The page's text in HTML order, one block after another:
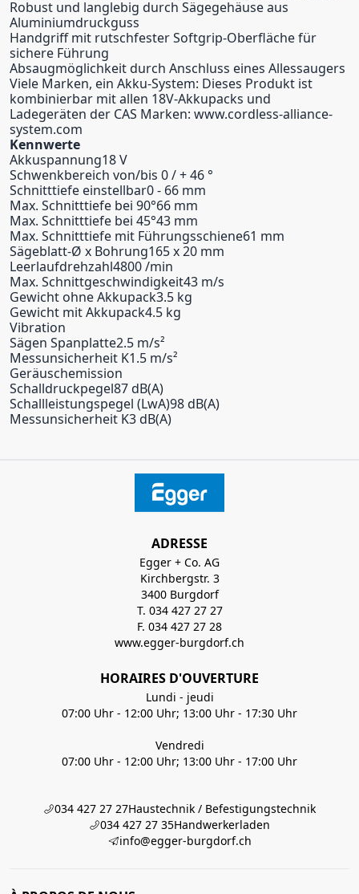
Robust und langlebig durch Sägegehäuse aus
Aluminiumdruckguss
Handgriff mit rutschfester Softgrip-Oberfläche für
sichere Führung
Absaugmöglichkeit durch Anschluss eines Allessaugers
Viele Marken, ein Akku-System: Dieses Produkt ist
kombinierbar mit allen 18V-Akkupacks und
Ladegeräten der CAS Marken: www.cordless-alliance-
system.com
Kennwerte
Akkuspannung18 V
Schwenkbereich von/bis‌ 0 / + 46 °
Schnitttiefe einstellbar0 - 66 mm
Max. Schnitttiefe bei 90°66 mm
Max. Schnitttiefe bei 45°43 mm
Max. Schnitttiefe mit Führungsschiene61 mm
Sägeblatt-Ø x Bohrung165 x 20 mm
Leerlaufdrehzahl4800 /min
Max. Schnittgeschwindigkeit43 m/s
Gewicht ohne Akkupack3.5 kg
Gewicht mit Akkupack4.5 kg
Vibration
Sägen Spanplatte2.5 m/s²
Messunsicherheit K1.5 m/s²
Geräuschemission
Schalldruckpegel87 dB(A)
Schallleistungspegel (LwA)98 dB(A)
Messunsicherheit K3 dB(A)
ADRESSE
Egger + Co. AG
Kirchbergstr. 3
3400 Burgdorf
T. 034 427 27 27
F. 034 427 27 28
www.egger-burgdorf.ch
HORAIRES D'OUVERTURE
Lundi - jeudi
07:00 Uhr - 12:00 Uhr; 13:00 Uhr - 17:30 Uhr
Vendredi
07:00 Uhr - 12:00 Uhr; 13:00 Uhr - 17:00 Uhr
034 427 27 27Haustechnik / Befestigungstechnik
034 427 27 35Handwerkerladen
info@egger-burgdorf.ch